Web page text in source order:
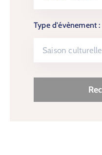
Type d'évènement :
Saison culturelle